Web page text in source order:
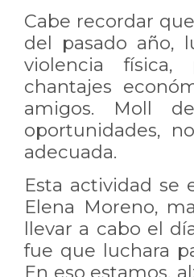
Cabe recordar
del pasado año,
violencia física,
chantajes
amigos. Moll
oportunidades,
adecuada.
Esta actividad se
Elena Moreno,
llevar a cabo el
fue que luchara
En eso estamos,